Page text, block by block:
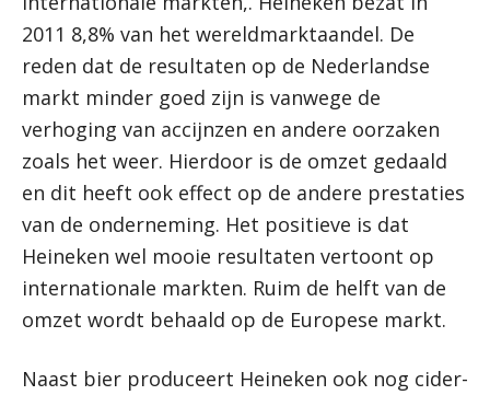
2011 8,8% van het wereldmarktaandel. De
reden dat de resultaten op de Nederlandse
markt minder goed zijn is vanwege de
verhoging van accijnzen en andere oorzaken
zoals het weer. Hierdoor is de omzet gedaald
en dit heeft ook effect op de andere prestaties
van de onderneming. Het positieve is dat
Heineken wel mooie resultaten vertoont op
internationale markten. Ruim de helft van de
omzet wordt behaald op de Europese markt.
Naast bier produceert Heineken ook nog cider-